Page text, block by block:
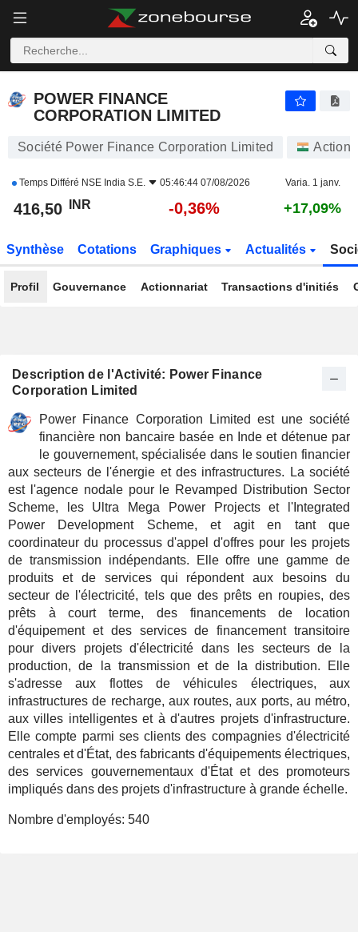
POWER FINANCE
CORPORATION LIMITED
Société Power Finance Corporation Limited Actions
Temps Différé NSE India S.E. 05:46:44 07/08/2026 Varia. 1 janv.
416,50 INR -0,36% +17,09%
Synthèse Cotations Graphiques Actualités
Profil Gouvernance Actionnariat Transactions d'initiés
Description de l'Activité: Power Finance
Corporation Limited
Power Finance Corporation Limited est une société
financière non bancaire basée en Inde et détenue par
le gouvernement, spécialisée dans le soutien financier
aux secteurs de l'énergie et des infrastructures. La société
est l'agence nodale pour le Revamped Distribution Sector
Scheme, les Ultra Mega Power Projects et l'Integrated
Power Development Scheme, et agit en tant que
coordinateur du processus d'appel d'offres pour les projets
de transmission indépendants. Elle offre une gamme de
produits et de services qui répondent aux besoins du
secteur de l'électricité, tels que des prêts en roupies, des
prêts à court terme, des financements de location
d'équipement et des services de financement transitoire
pour divers projets d'électricité dans les secteurs de la
production, de la transmission et de la distribution. Elle
s'adresse aux flottes de véhicules électriques, aux
infrastructures de recharge, aux routes, aux ports, au métro,
aux villes intelligentes et à d'autres projets d'infrastructure.
Elle compte parmi ses clients des compagnies d'électricité
centrales et d'État, des fabricants d'équipements électriques,
des services gouvernementaux d'État et des promoteurs
impliqués dans des projets d'infrastructure à grande échelle.
Nombre d'employés: 540